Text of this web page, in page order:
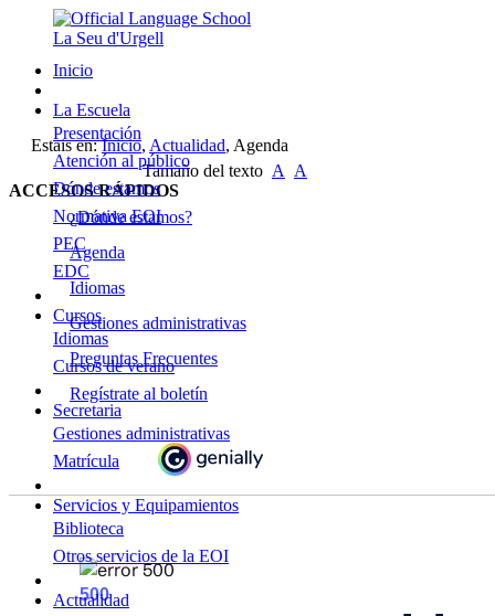
Inicio
La Escuela
Presentación
Atención al público
Dónde estamos
Normativa EOI
PEC
EDC
Cursos
Idiomas
Cursos de verano
Secretaria
Gestiones administrativas
Matrícula
Servicios y Equipamientos
Biblioteca
Otros servicios de la EOI
Actualidad
Estais en:Inicio, Actualidad, Agenda
Tamaño del texto A
A
ACCESOS RÁPIDOS
¿Dónde estamos?
Agenda
Idiomas
Gestiones administrativas
Preguntas Frecuentes
Regístrate al boletín